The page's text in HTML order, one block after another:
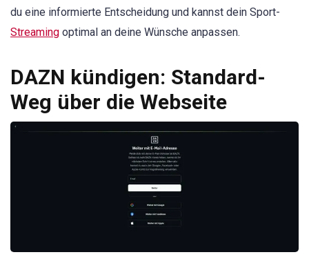
du eine informierte Entscheidung und kannst dein Sport-
Streaming optimal an deine Wünsche anpassen.
DAZN kündigen: Standard-
Weg über die Webseite